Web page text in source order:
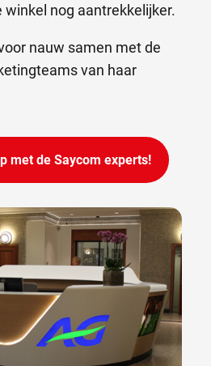
winkel nog aantrekkelijker.
nauw samen met de
van haar
met de Saycom experts!